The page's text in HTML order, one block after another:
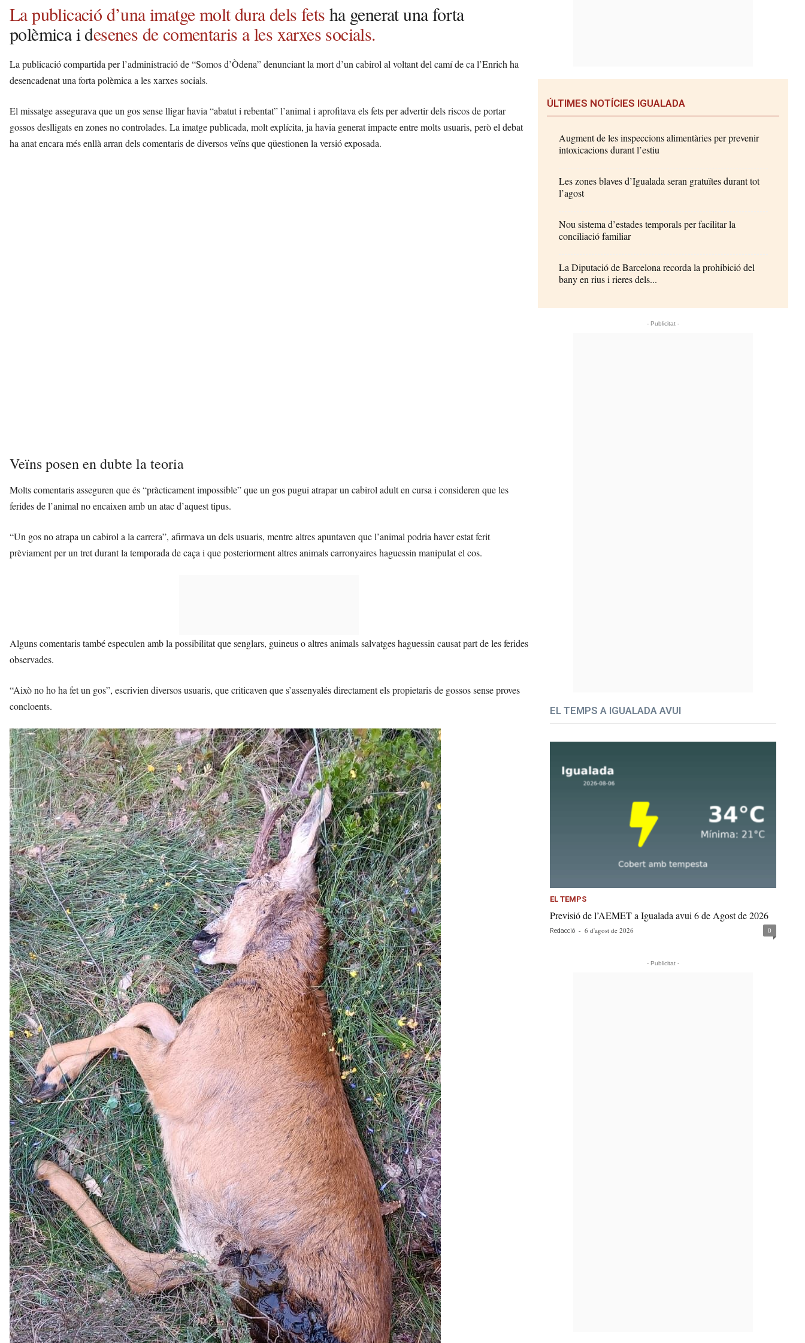
La publicació d’una imatge molt dura dels fets ha generat una forta
polèmica i desenes de comentaris a les xarxes socials.
La publicació compartida per l’administració de “Somos d’Òdena” denunciant la mort d’un cabirol al voltant del camí de ca l’Enrich ha
desencadenat una forta polèmica a les xarxes socials.
El missatge assegurava que un gos sense lligar havia “abatut i rebentat” l’animal i aprofitava els fets per advertir dels riscos de portar
gossos deslligats en zones no controlades. La imatge publicada, molt explícita, ja havia generat impacte entre molts usuaris, però el debat
ha anat encara més enllà arran dels comentaris de diversos veïns que qüestionen la versió exposada.
Veïns posen en dubte la teoria
Molts comentaris asseguren que és “pràcticament impossible” que un gos pugui atrapar un cabirol adult en cursa i consideren que les
ferides de l’animal no encaixen amb un atac d’aquest tipus.
“Un gos no atrapa un cabirol a la carrera”, afirmava un dels usuaris, mentre altres apuntaven que l’animal podria haver estat ferit
prèviament per un tret durant la temporada de caça i que posteriorment altres animals carronyaires haguessin manipulat el cos.
Alguns comentaris també especulen amb la possibilitat que senglars, guineus o altres animals salvatges haguessin causat part de les ferides
observades.
“Això no ho ha fet un gos”, escrivien diversos usuaris, que criticaven que s’assenyalés directament els propietaris de gossos sense proves
concloents.
ÚLTIMES NOTÍCIES IGUALADA
Augment de les inspeccions alimentàries per prevenir
intoxicacions durant l’estiu
Les zones blaves d’Igualada seran gratuïtes durant tot
l’agost
Nou sistema d’estades temporals per facilitar la
conciliació familiar
La Diputació de Barcelona recorda la prohibició del
bany en rius i rieres dels...
- Publicitat -
EL TEMPS A IGUALADA AVUI
EL TEMPS
Previsió de l’AEMET a Igualada avui 6 de Agost de 2026
Redacció - 6 d'agost de 2026 0
- Publicitat -